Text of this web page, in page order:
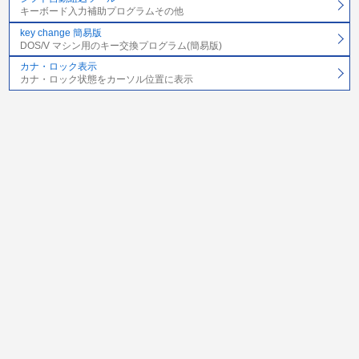
キーボード入力補助プログラムその他
key change 簡易版
DOS/V マシン用のキー交換プログラム(簡易版)
カナ・ロック表示
カナ・ロック状態をカーソル位置に表示